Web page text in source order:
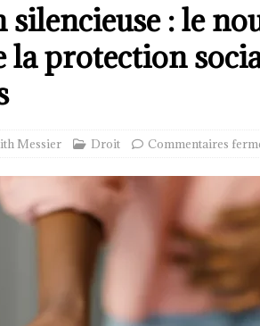
: le
la protection
Messier Droit Commentaires